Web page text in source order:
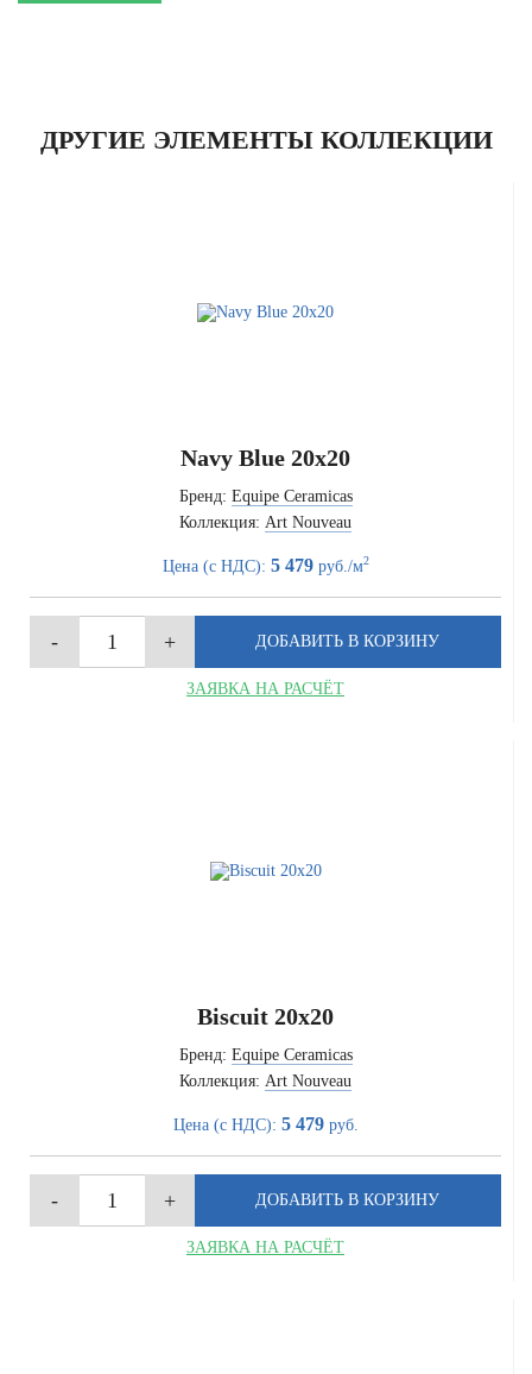
ДРУГИЕ ЭЛЕМЕНТЫ КОЛЛЕКЦИИ
Navy Blue 20x20
Бренд: Equipe Ceramicas
Коллекция: Art Nouveau
Цена (с НДС): 5 479руб./м2
ЗАЯВКА НА РАСЧЁТ
Biscuit 20x20
Бренд: Equipe Ceramicas
Коллекция: Art Nouveau
Цена (с НДС): 5 479руб.
ЗАЯВКА НА РАСЧЁТ